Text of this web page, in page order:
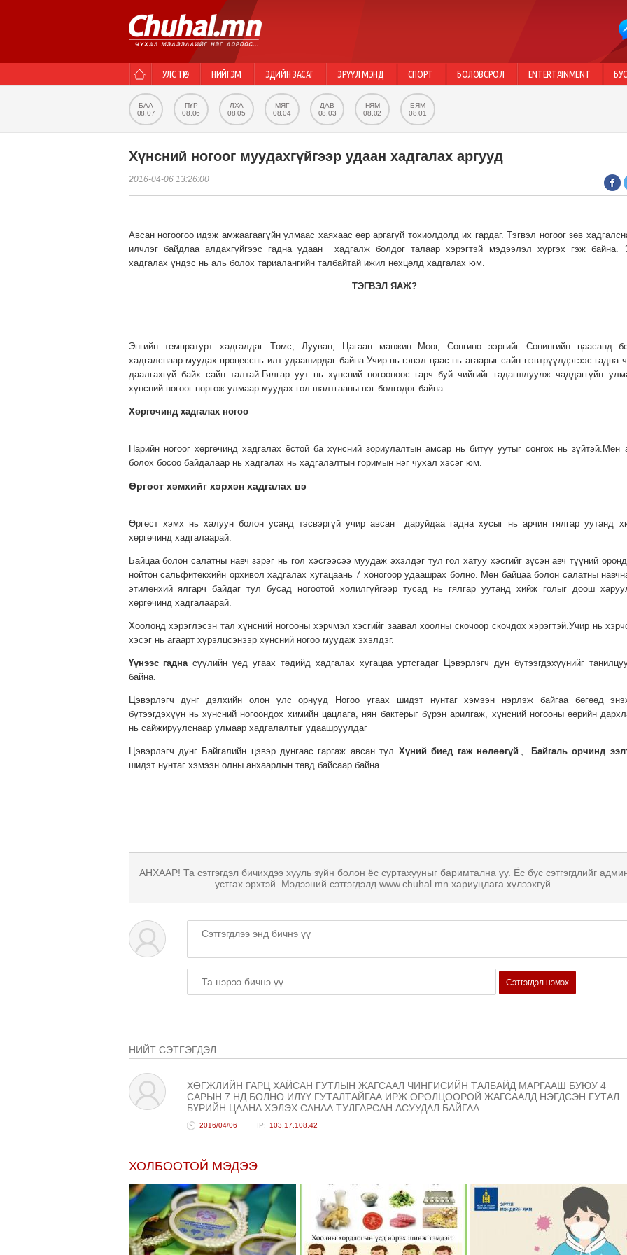
УЛС ТӨР НИЙГЭМ ЭДИЙН ЗАСАГ ЭРҮҮЛ МЭНД СПОРТ БОЛОВСРОЛ ENTERTAINMENT
БАА
08.07
ПҮР
08.06
ЛХА
08.05
МЯГ
08.04
ДАВ
08.03
НЯМ
08.02
БЯМ
08.01
Хүнсний ногоог муудахгүйгээр удаан хадгалах аргууд
2016-04-06 13:26:00
Авсан ногоогоо идэж амжаагаагүйн улмаас хаяхаас өөр аргагүй тохиолдолд их гардаг. Тэгвэл ногоог зөв
илчлэг байдлаа алдахгүйгээс гадна удаан хадгалж болдог талаар хэрэгтэй мэдээлэл хүргэх гэж байна.
хадгалах үндэс нь аль болох тариалангийн талбайтай ижил нөхцөлд хадгалах юм.
ТЭГВЭЛ ЯАЖ?
Энгийн темпратурт хадгалдаг Төмс, Лууван, Цагаан манжин Мөөг, Сонгино зэргийг Сонингийн цаасанд
хадгалснаар муудах процесснь илт удааширдаг байна.Учир нь гэвэл цаас нь агаарыг сайн нэвтрүүлдэгээс гадна
даалгахгүй байх сайн талтай.Гялгар уут нь хүнсний ногооноос гарч буй чийгийг гадагшлуулж чаддаггүйн
хүнсний ногоог норгож улмаар муудах гол шалтгааны нэг болгодог байна.
Хөргөчинд хадгалах ногоо
Нарийн ногоог хөргөчинд хадгалах ёстой ба хүнсний зориулалтын амсар нь битүү уутыг сонгох нь зүйтэй.Мөн
болох босоо байдалаар нь хадгалах нь хадгалалтын горимын нэг чухал хэсэг юм.
Өргөст хэмхийг хэрхэн хадгалах вэ
Өргөст хэмх нь халуун болон усанд тэсвэргүй учир авсан даруйдаа гадна хусыг нь арчин гялгар уутанд
хөргөчинд хадгалаарай.
Байцаа болон салатны навч зэрэг нь гол хэсгээсээ муудаж эхэлдэг тул гол хатуу хэсгийг зүсэн авч түүний
нойтон сальфитекхийн орхивол хадгалах хугацаань 7 хоногоор удаашрах болно. Мөн байцаа болон салатны
этиленхий ялгарч байдаг тул бусад ногоотой холилгүйгээр тусад нь гялгар уутанд хийж голыг доош
хөргөчинд хадгалаарай.
Хоолонд хэрэглэсэн тал хүнсний ногооны хэрчмэл хэсгийг заавал хоолны скочоор скочдох хэрэгтэй.Учир нь
хэсэг нь агаарт хүрэлцсэнээр хүнсний ногоо муудаж эхэлдэг.
Үүнээс гаднасүүлийн үед угаах төдийд хадгалах хугацаа уртсгадаг Цэвэрлэгч дун бүтээгдэхүүнийг
байна.
Цэвэрлэгч дунг дэлхийн олон улс орнууд Ногоо угаах шидэт нунтаг хэмээн нэрлэж байгаа бөгөөд
бүтээгдэхүүн нь хүнсний ногоондох химийн цацлага, нян бактерыг бүрэн арилгаж, хүнсний ногооны өөрийн
нь сайжируулснаар улмаар хадгалалтыг удаашруулдаг
Цэвэрлэгч дунг Байгалийн цэвэр дунгаас гаргаж авсан тул Хүний биед гаж нөлөөгүй 、 Байгаль орчинд
шидэт нунтаг хэмээн олны анхаарлын төвд байсаар байна.
АНХААР! Та сэтгэгдэл бичихдээ хууль зүйн болон ёс суртахууныг баримтална уу. Ёс бус сэтгэгдлийг
устгах эрхтэй. Мэдээний сэтгэгдэлд www.chuhal.mn хариуцлага хүлээхгүй.
Сэтгэгдэл нэмэх
НИЙТ СЭТГЭГДЭЛ
ХӨГЖЛИЙН ГАРЦ ХАЙСАН ГУТЛЫН ЖАГСААЛ ЧИНГИСИЙН ТАЛБАЙД МАРГААШ БУЮУ 4
САРЫН 7 НД БОЛНО ИЛҮҮ ГУТАЛТАЙГАА ИРЖ ОРОЛЦООРОЙ ЖАГСААЛД НЭГДСЭН ГУТАЛ
БҮРИЙН ЦААНА ХЭЛЭХ САНАА ТУЛГАРСАН АСУУДАЛ БАЙГАА
2016/04/06 103.17.108.42
ХОЛБООТОЙ МЭДЭЭ